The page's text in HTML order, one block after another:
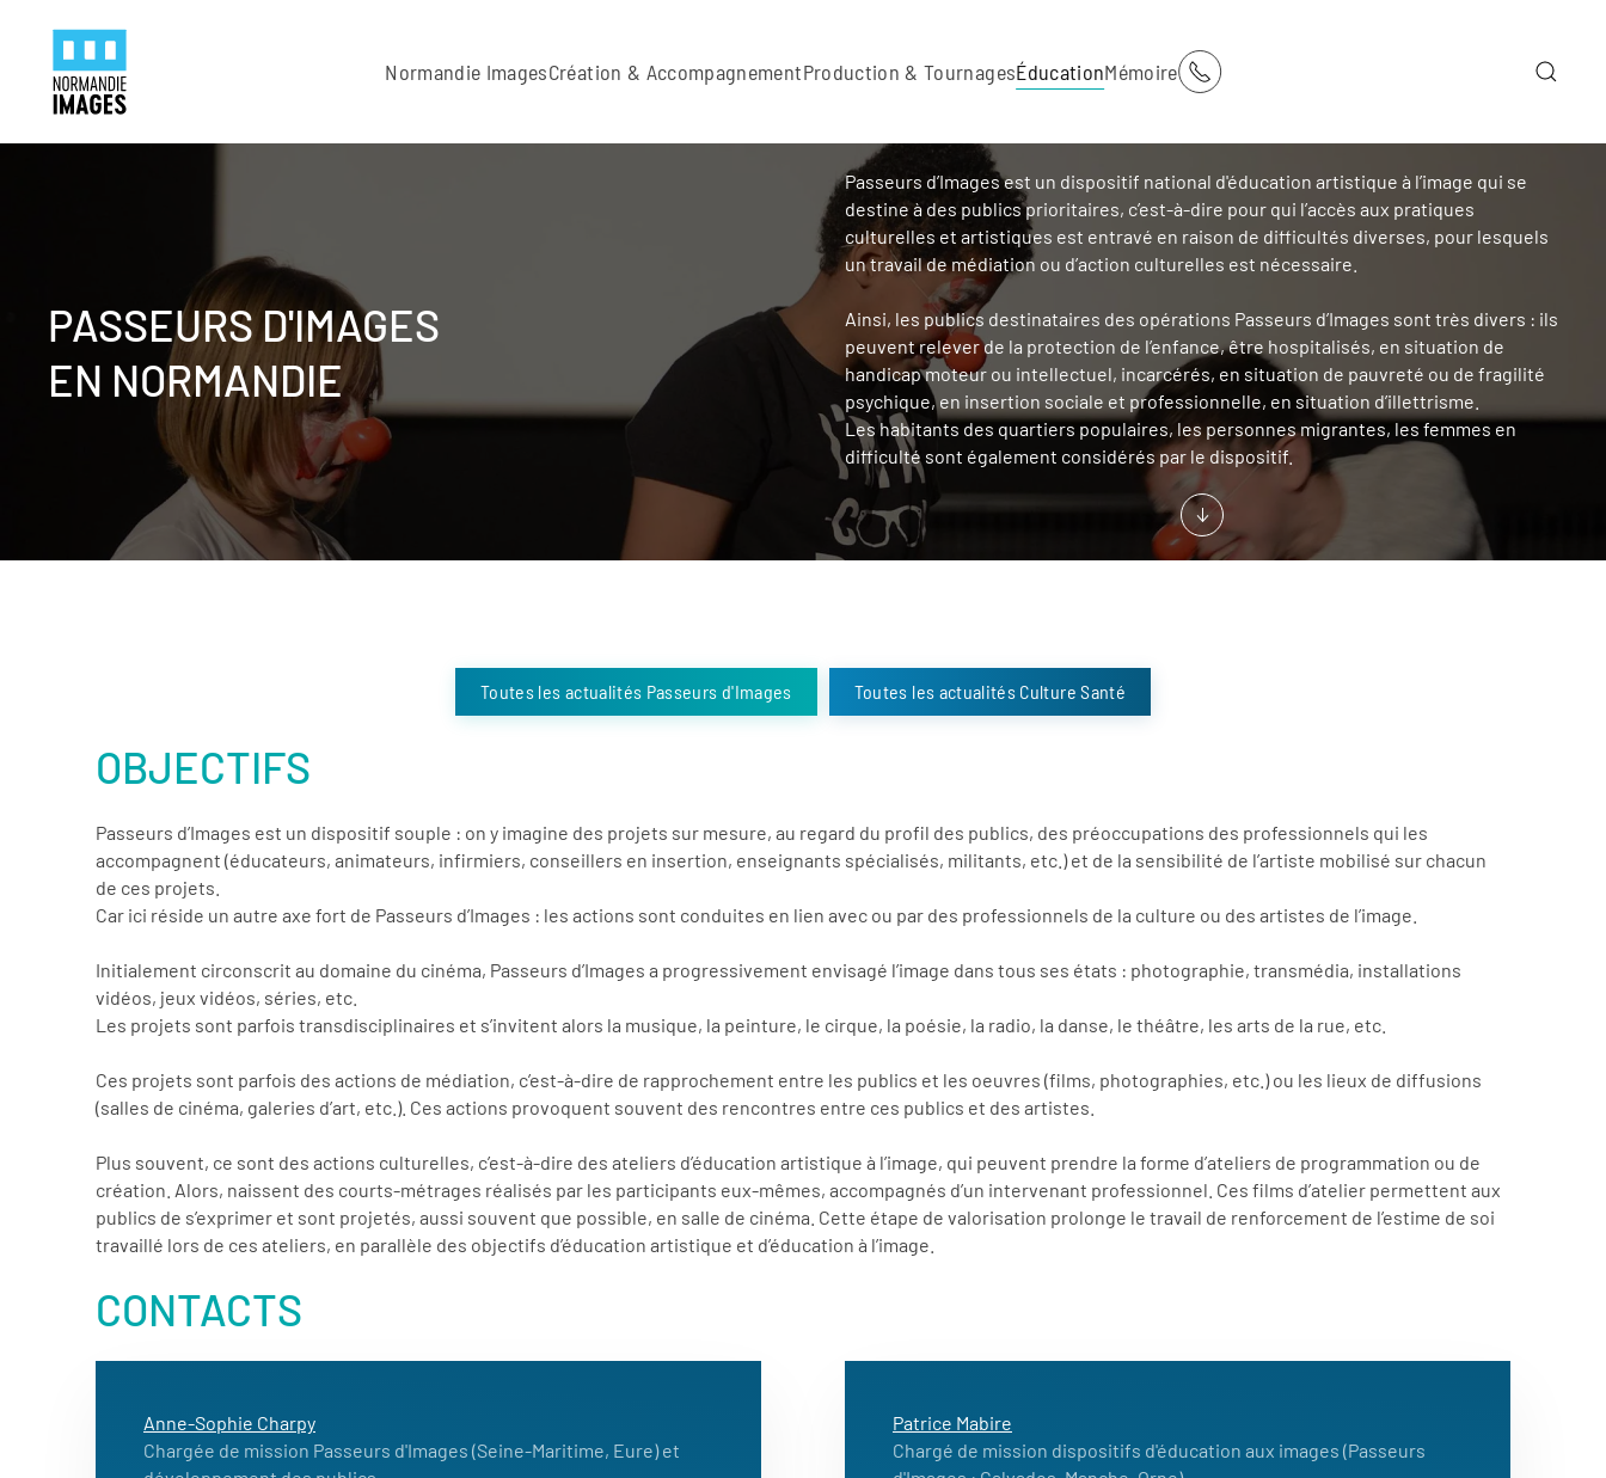
Skip to main content
Normandie ImagesCréation & AccompagnementProduction & TournagesÉducationMémoire
PASSEURS D'IMAGES
EN NORMANDIE
Passeurs d’Images est un dispositif national d'éducation artistique à l’image qui se
destine à des publics prioritaires, c’est-à-dire pour qui l’accès aux pratiques
culturelles et artistiques est entravé en raison de difficultés diverses, pour lesquels
un travail de médiation ou d’action culturelles est nécessaire.
Ainsi, les publics destinataires des opérations Passeurs d’Images sont très divers : ils
peuvent relever de la protection de l’enfance, être hospitalisés, en situation de
handicap moteur ou intellectuel, incarcérés, en situation de pauvreté ou de fragilité
psychique, en insertion sociale et professionnelle, en situation d’illettrisme.
Les habitants des quartiers populaires, les personnes migrantes, les femmes en
difficulté sont également considérés par le dispositif.
Toutes les actualités Passeurs d'Images Toutes les actualités Culture Santé
OBJECTIFS
Passeurs d’Images est un dispositif souple : on y imagine des projets sur mesure, au regard du profil des publics, des préoccupations des professionnels qui les
accompagnent (éducateurs, animateurs, infirmiers, conseillers en insertion, enseignants spécialisés, militants, etc.) et de la sensibilité de l’artiste mobilisé sur chacun
de ces projets.
Car ici réside un autre axe fort de Passeurs d’Images : les actions sont conduites en lien avec ou par des professionnels de la culture ou des artistes de l’image.
Initialement circonscrit au domaine du cinéma, Passeurs d’Images a progressivement envisagé l’image dans tous ses états : photographie, transmédia, installations
vidéos, jeux vidéos, séries, etc.
Les projets sont parfois transdisciplinaires et s’invitent alors la musique, la peinture, le cirque, la poésie, la radio, la danse, le théâtre, les arts de la rue, etc.
Ces projets sont parfois des actions de médiation, c’est-à-dire de rapprochement entre les publics et les oeuvres (films, photographies, etc.) ou les lieux de diffusions
(salles de cinéma, galeries d’art, etc.). Ces actions provoquent souvent des rencontres entre ces publics et des artistes.
Plus souvent, ce sont des actions culturelles, c’est-à-dire des ateliers d’éducation artistique à l’image, qui peuvent prendre la forme d’ateliers de programmation ou de
création. Alors, naissent des courts-métrages réalisés par les participants eux-mêmes, accompagnés d’un intervenant professionnel. Ces films d’atelier permettent aux
publics de s’exprimer et sont projetés, aussi souvent que possible, en salle de cinéma. Cette étape de valorisation prolonge le travail de renforcement de l’estime de soi
travaillé lors de ces ateliers, en parallèle des objectifs d’éducation artistique et d’éducation à l’image.
CONTACTS
Anne-Sophie Charpy
Chargée de mission Passeurs d'Images (Seine-Maritime, Eure) et
Patrice Mabire
Chargé de mission dispositifs d'éducation aux images (Passeurs